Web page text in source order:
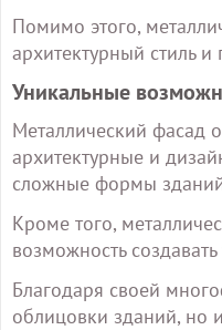
Помимо этого,
архитектурный стиль и
Уникальные
Металлический фасад
архитектурные и
сложные формы
Кроме того,
возможность
Благодаря своей
облицовки зданий, но